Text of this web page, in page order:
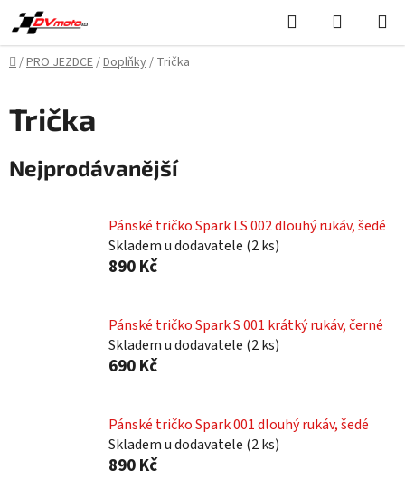
Přejít
na
obsah
Hledat
KOŠÍK
Domů
/PRO JEZDCE/Doplňky/ Trička
Trička
Nejprodávanější
Pánské tričko Spark LS 002 dlouhý rukáv, šedé
Skladem u dodavatele (2 ks)
890 Kč
Pánské tričko Spark S 001 krátký rukáv, černé
Skladem u dodavatele (2 ks)
690 Kč
Pánské tričko Spark 001 dlouhý rukáv, šedé
Skladem u dodavatele (2 ks)
890 Kč